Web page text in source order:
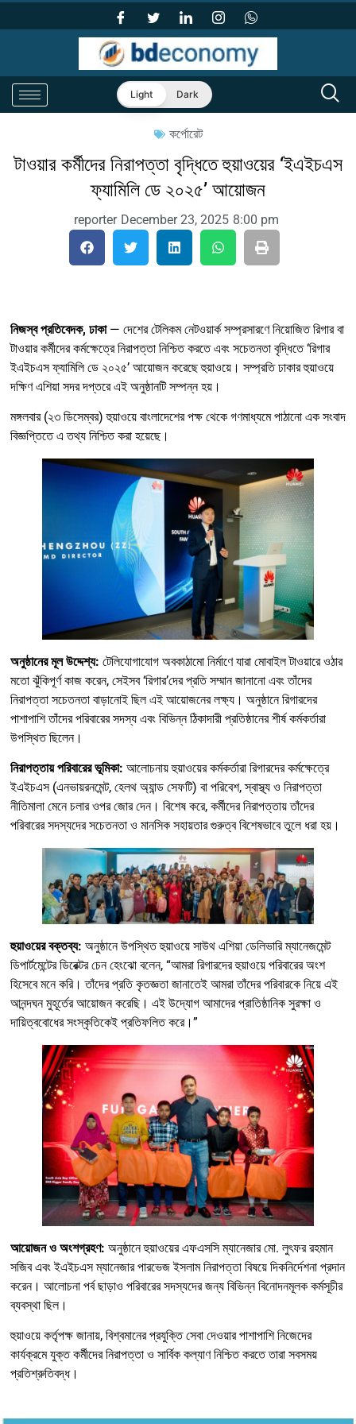
Light Dark
কর্পোরেট
টাওয়ার কর্মীদের নিরাপত্তা বৃদ্ধিতে হুয়াওয়ের ‘ইএইচএস
ফ্যামিলি ডে ২০২৫’ আয়োজন
reporter December 23, 2025 8:00 pm
নিজস্ব প্রতিবেদক, ঢাকা— দেশের টেলিকম নেটওয়ার্ক সম্প্রসারণে নিয়োজিত রিগার বা
টাওয়ার কর্মীদের কর্মক্ষেত্রে নিরাপত্তা নিশ্চিত করতে এবং সচেতনতা বৃদ্ধিতে ‘রিগার
ইএইচএস ফ্যামিলি ডে ২০২৫’ আয়োজন করেছে হুয়াওয়ে। সম্প্রতি ঢাকার হুয়াওয়ে
দক্ষিণ এশিয়া সদর দপ্তরে এই অনুষ্ঠানটি সম্পন্ন হয়।
মঙ্গলবার (২৩ ডিসেম্বর) হুয়াওয়ে বাংলাদেশের পক্ষ থেকে গণমাধ্যমে পাঠানো এক সংবাদ
বিজ্ঞপ্তিতে এ তথ্য নিশ্চিত করা হয়েছে।
অনুষ্ঠানের মূল উদ্দেশ্য: টেলিযোগাযোগ অবকাঠামো নির্মাণে যারা মোবাইল টাওয়ারে ওঠার
মতো ঝুঁকিপূর্ণ কাজ করেন, সেইসব ‘রিগার’দের প্রতি সম্মান জানানো এবং তাঁদের
নিরাপত্তা সচেতনতা বাড়ানোই ছিল এই আয়োজনের লক্ষ্য। অনুষ্ঠানে রিগারদের
পাশাপাশি তাঁদের পরিবারের সদস্য এবং বিভিন্ন ঠিকাদারী প্রতিষ্ঠানের শীর্ষ কর্মকর্তারা
উপস্থিত ছিলেন।
নিরাপত্তায় পরিবারের ভূমিকা: আলোচনায় হুয়াওয়ের কর্মকর্তারা রিগারদের কর্মক্ষেত্রে
ইএইচএস (এনভায়রনমেন্ট, হেলথ অ্যান্ড সেফটি) বা পরিবেশ, স্বাস্থ্য ও নিরাপত্তা
নীতিমালা মেনে চলার ওপর জোর দেন। বিশেষ করে, কর্মীদের নিরাপত্তায় তাঁদের
পরিবারের সদস্যদের সচেতনতা ও মানসিক সহায়তার গুরুত্ব বিশেষভাবে তুলে ধরা হয়।
হুয়াওয়ের বক্তব্য: অনুষ্ঠানে উপস্থিত হুয়াওয়ে সাউথ এশিয়া ডেলিভারি ম্যানেজমেন্ট
ডিপার্টমেন্টের ডিরেক্টর চেন হেংঝো বলেন, “আমরা রিগারদের হুয়াওয়ে পরিবারের অংশ
হিসেবে মনে করি। তাঁদের প্রতি কৃতজ্ঞতা জানাতেই আমরা তাঁদের পরিবারকে নিয়ে এই
আনন্দঘন মুহূর্তের আয়োজন করেছি। এই উদ্যোগ আমাদের প্রাতিষ্ঠানিক সুরক্ষা ও
দায়িত্ববোধের সংস্কৃতিকেই প্রতিফলিত করে।”
আয়োজন ও অংশগ্রহণ: অনুষ্ঠানে হুয়াওয়ের এফএসসি ম্যানেজার মো. লুৎফর রহমান
সজিব এবং ইএইচএস ম্যানেজার পারভেজ ইসলাম নিরাপত্তা বিষয়ে দিকনির্দেশনা প্রদান
করেন। আলোচনা পর্ব ছাড়াও পরিবারের সদস্যদের জন্য বিভিন্ন বিনোদনমূলক কর্মসূচীর
ব্যবস্থা ছিল।
হুয়াওয়ে কর্তৃপক্ষ জানায়, বিশ্বমানের প্রযুক্তি সেবা দেওয়ার পাশাপাশি নিজেদের
কার্যক্রমে যুক্ত কর্মীদের নিরাপত্তা ও সার্বিক কল্যাণ নিশ্চিত করতে তারা সবসময়
প্রতিশ্রুতিবদ্ধ।